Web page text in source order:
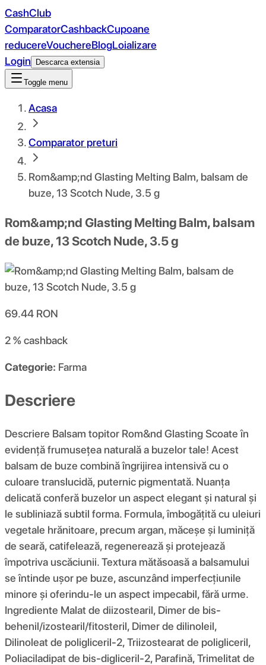
CashClub
ComparatorCashbackCupoane
reducereVouchereBlogLoializare
Login
Descarca extensia
Toggle menu
Acasa
Comparator preturi
Rom&amp;nd Glasting Melting Balm, balsam de
buze, 13 Scotch Nude, 3.5 g
Rom&amp;nd Glasting Melting Balm, balsam
de buze, 13 Scotch Nude, 3.5 g
69.44 RON
2 %cashback
Categorie: Farma
Descriere
Descriere Balsam topitor Rom&nd Glasting Scoate în
evidență frumusețea naturală a buzelor tale! Acest
balsam de buze combină îngrijirea intensivă cu o
culoare translucidă, puternic pigmentată. Nuanța
delicată conferă buzelor un aspect elegant și natural și
le subliniază subtil forma. Formula, îmbogățită cu uleiuri
vegetale hrănitoare, precum argan, măceșe și luminiță
de seară, catifelează, regenerează și protejează
împotriva uscăciunii. Textura mătăsoasă a balsamului
se întinde ușor pe buze, ascunzând imperfecțiunile
minore și oferindu-le un aspect impecabil, fără urme.
Ingrediente Malat de diizostearil, Dimer de bis-
behenil/izostearil/fitosteril, Dimer de dilinoleil,
Dilinoleat de poligliceril-2, Triizostearat de poligliceril,
Poliaciladipat de bis-digliceril-2, Parafină, Trimelitat de